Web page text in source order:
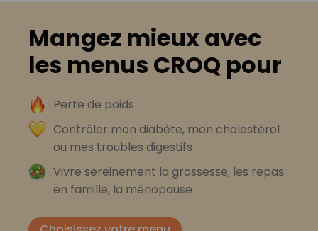
Mangez mieux avec
les menus CROQ pour
Perte de poids
Contrôler mon diabète, mon cholestérol
ou mes troubles digestifs
Vivre sereinement la grossesse, les repas
en famille, la ménopause